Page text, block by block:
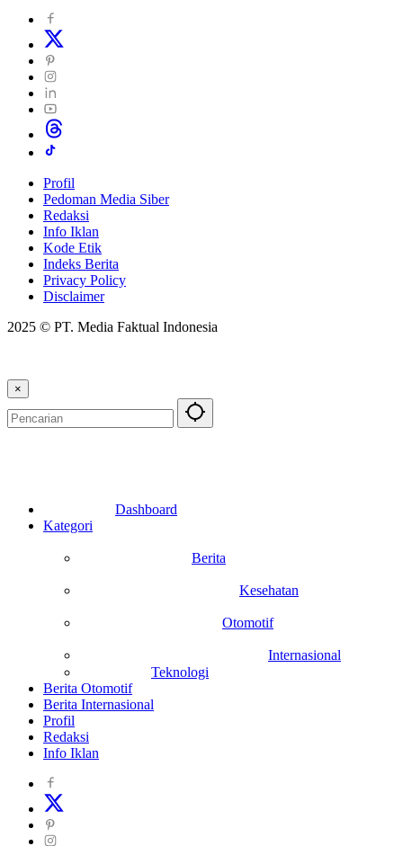
Profil
Pedoman Media Siber
Redaksi
Info Iklan
Kode Etik
Indeks Berita
Privacy Policy
Disclaimer
2025 © PT. Media Faktual Indonesia
×
Dashboard
Kategori
Berita
Kesehatan
Otomotif
Internasional
Teknologi
Berita Otomotif
Berita Internasional
Profil
Redaksi
Info Iklan